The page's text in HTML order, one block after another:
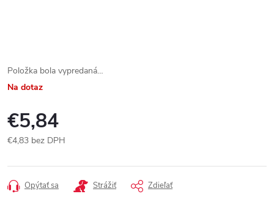
Položka bola vypredaná…
Na dotaz
€5,84
€4,83 bez DPH
cena:
Opýtať sa Strážiť Zdieľať